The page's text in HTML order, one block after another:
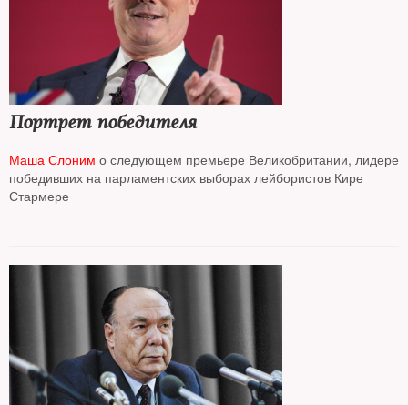
Портрет победителя
Маша Слоним о следующем премьере Великобритании, лидере
победивших на парламентских выборах лейбористов Кире
Стармере